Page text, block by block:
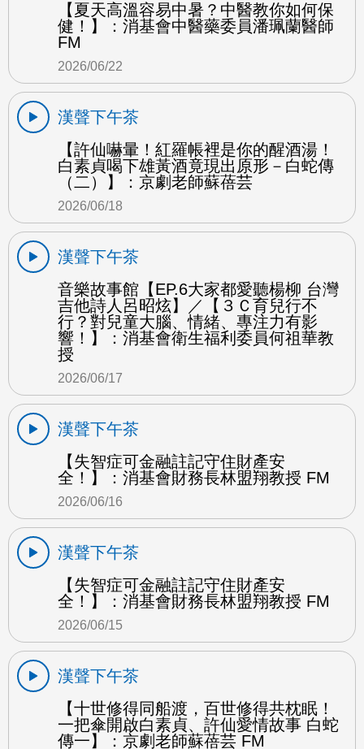
【夏天高溫容易中暑？中醫教你如何保
健！】：消基會中醫藥委員潘珮蘭醫師
FM
2026/06/22
漢聲下午茶
【許仙嚇暈！紅羅帳裡是你的醒酒湯！
白素貞喝下雄黃酒竟現出原形－白蛇傳
（二）】：京劇老師蘇蓓芸
2026/06/18
漢聲下午茶
音樂故事館【EP.6大家都愛聽楊柳 台灣
吉他詩人呂昭炫】／【３Ｃ育兒行不
行？對兒童大腦、情緒、專注力有影
響！】：消基會衛生福利委員何祖華教
授
2026/06/17
漢聲下午茶
【失智症可金融註記守住財產安
全！】：消基會財務長林盟翔教授 FM
2026/06/16
漢聲下午茶
【失智症可金融註記守住財產安
全！】：消基會財務長林盟翔教授 FM
2026/06/15
漢聲下午茶
【十世修得同船渡，百世修得共枕眠！
一把傘開啟白素貞、許仙愛情故事 白蛇
傳一】：京劇老師蘇蓓芸 FM